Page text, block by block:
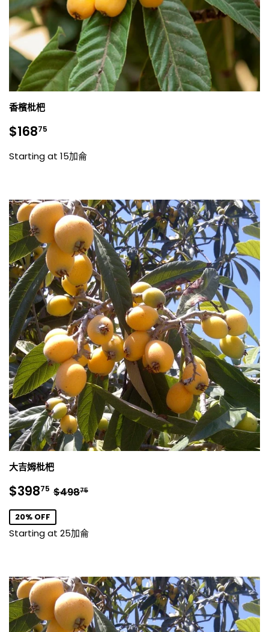
香檳枇杷
銷
售
價
$16875
Starting at 15加侖
大吉姆枇杷
銷
售
價
格
$39875 $398.75
正常價格
$49875
20% OFF
Starting at 25加侖